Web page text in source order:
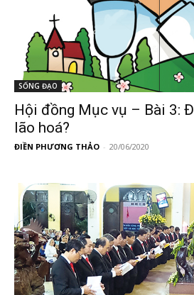
SỐNG ĐẠO
Hội đồng Mục vụ – Bài 3:
lão hoá?
ĐIỀN PHƯƠNG THẢO - 20/06/2020